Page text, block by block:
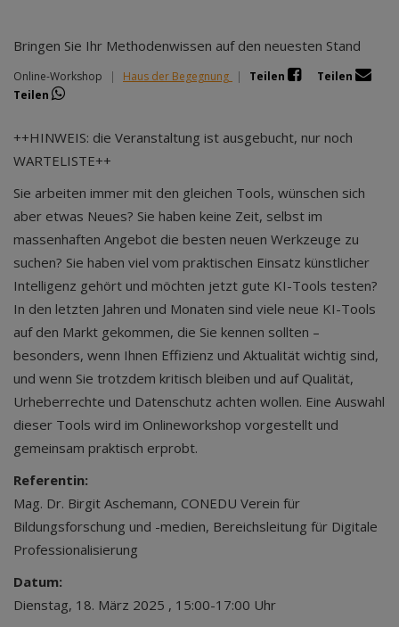
Bringen Sie Ihr Methodenwissen auf den neuesten Stand
Online-Workshop | Haus der Begegnung | Teilen
Teilen
Teilen
++HINWEIS: die Veranstaltung ist ausgebucht, nur noch
WARTELISTE++
Sie arbeiten immer mit den gleichen Tools, wünschen sich
aber etwas Neues? Sie haben keine Zeit, selbst im
massenhaften Angebot die besten neuen Werkzeuge zu
suchen? Sie haben viel vom praktischen Einsatz künstlicher
Intelligenz gehört und möchten jetzt gute KI-Tools testen?
In den letzten Jahren und Monaten sind viele neue KI-Tools
auf den Markt gekommen, die Sie kennen sollten –
besonders, wenn Ihnen Effizienz und Aktualität wichtig sind,
und wenn Sie trotzdem kritisch bleiben und auf Qualität,
Urheberrechte und Datenschutz achten wollen. Eine Auswahl
dieser Tools wird im Onlineworkshop vorgestellt und
gemeinsam praktisch erprobt.
Referentin:
Mag. Dr. Birgit Aschemann, CONEDU Verein für
Bildungsforschung und -medien, Bereichsleitung für Digitale
Professionalisierung
Datum:
Dienstag, 18. März 2025 , 15:00-17:00 Uhr